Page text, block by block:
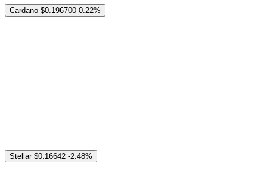
Cardano $0.196700 0.22%
Stellar $0.16642 -2.48%